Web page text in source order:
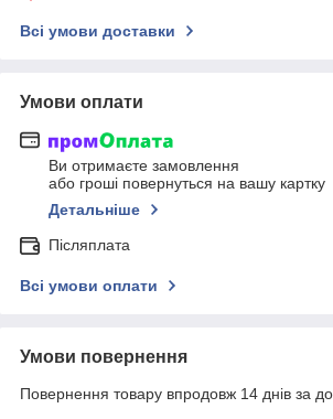
Всі умови доставки
Умови оплати
Ви отримаєте замовлення
або гроші повернуться на вашу картку
Детальніше
Післяплата
Всі умови оплати
Умови повернення
Повернення товару впродовж 14 днів за